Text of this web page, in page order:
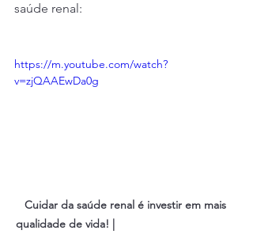
saúde renal:
https://m.youtube.com/watch?
v=zjQAAEwDa0g
Cuidar da saúde renal é investir em mais
qualidade de vida! |